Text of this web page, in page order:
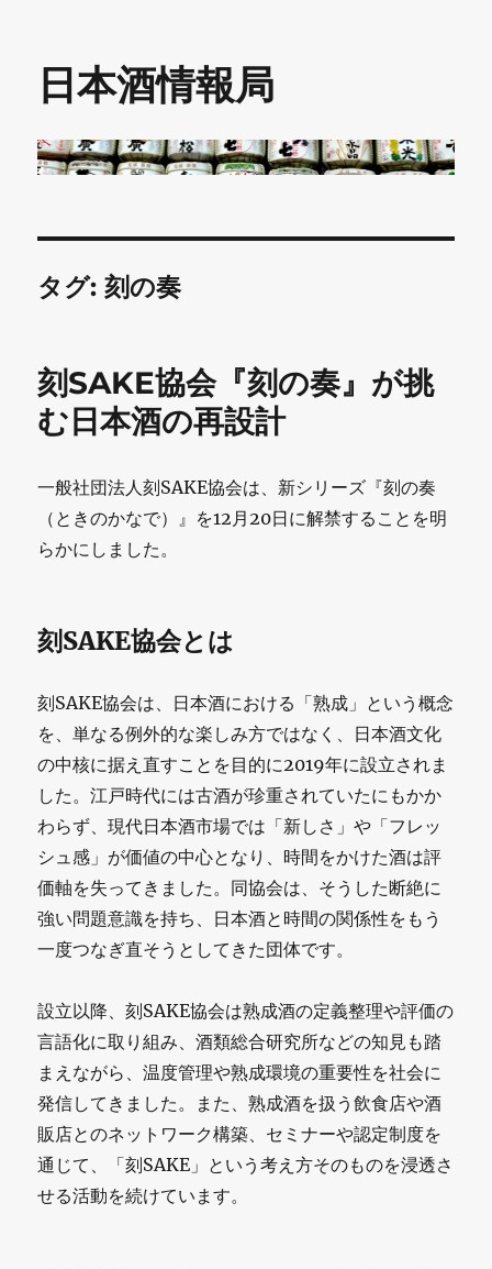
日本酒情報局
タグ:刻の奏
刻SAKE協会『刻の奏』が挑
む日本酒の再設計
一般社団法人刻SAKE協会は、新シリーズ『刻の奏
（ときのかなで）』を12月20日に解禁することを明
らかにしました。
刻SAKE協会とは
刻SAKE協会は、日本酒における「熟成」という概念
を、単なる例外的な楽しみ方ではなく、日本酒文化
の中核に据え直すことを目的に2019年に設立されま
した。江戸時代には古酒が珍重されていたにもかか
わらず、現代日本酒市場では「新しさ」や「フレッ
シュ感」が価値の中心となり、時間をかけた酒は評
価軸を失ってきました。同協会は、そうした断絶に
強い問題意識を持ち、日本酒と時間の関係性をもう
一度つなぎ直そうとしてきた団体です。
設立以降、刻SAKE協会は熟成酒の定義整理や評価の
言語化に取り組み、酒類総合研究所などの知見も踏
まえながら、温度管理や熟成環境の重要性を社会に
発信してきました。また、熟成酒を扱う飲食店や酒
販店とのネットワーク構築、セミナーや認定制度を
通じて、「刻SAKE」という考え方そのものを浸透さ
せる活動を続けています。